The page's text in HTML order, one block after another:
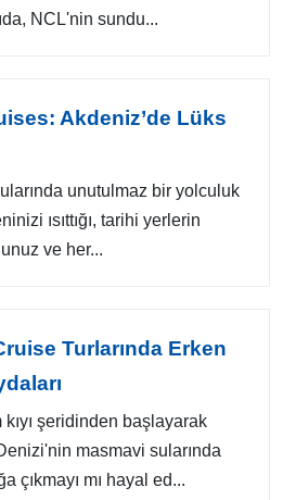
NCL'nin sundu...
Akdeniz’de Lüks
unutulmaz bir yolculuk
ısıttığı, tarihi yerlerin
ve her...
Turlarında Erken
şeridinden başlayarak
masmavi sularında
çıkmayı mı hayal ed...